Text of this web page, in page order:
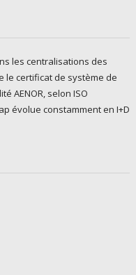
les centralisations des
le certificat de système de
AENOR, selon ISO
évolue constamment en I+D